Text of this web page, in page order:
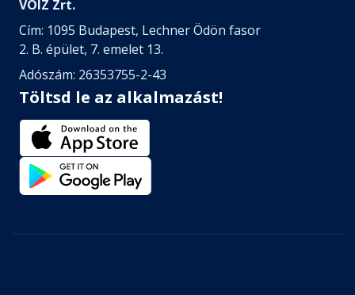
VOIZ Zrt.
Cím: 1095 Budapest, Lechner Ödön fasor
2. B. épület, 7. emelet 13.
Adószám: 26353755-2-43
Töltsd le az alkalmazást!